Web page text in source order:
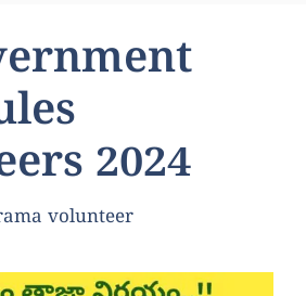
2024
volunteer